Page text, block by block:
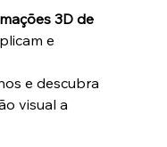
3D de
e
e descubra
visual a